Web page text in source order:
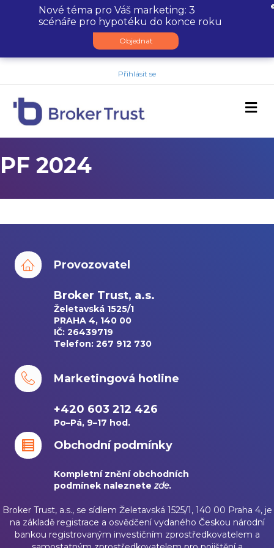
Přihlásit se
PF 2024
Provozovatel
Broker Trust, a.s.
Želetavská 1525/1
PRAHA 4, 140 00
IČ: 26439719
Telefon: 267 912 730
Marketingová hotline
+420 603 212 426
Po–Pá, 9–17 hod.
Obchodní podmínky
Kompletní znění obchodních
podmínek naleznetezde.
Broker Trust, a.s., se sídlem Želetavská 1525/1, 140 00 Praha 4, je
na základě registrace a osvědčení vydaného Českou národní
bankou registrovaným investičním zprostředkovatelem a
Nové téma pro Váš marketing: 3
scénáře pro hypotéku do konce roku
Objednat